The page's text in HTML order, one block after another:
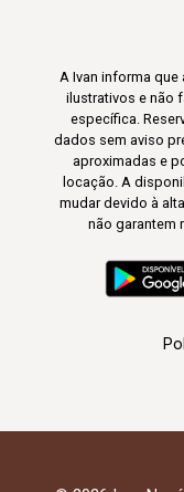
A Ivan informa
ilustrativos e não
específica.
dados sem aviso
aproximadas e
locação. A
mudar devido à
não garantem